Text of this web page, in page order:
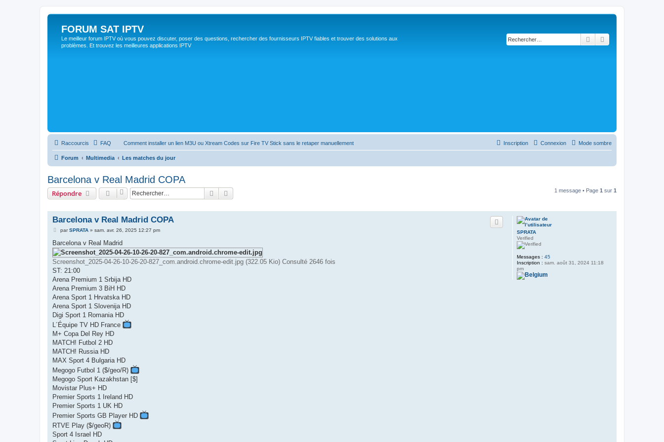
FORUM SAT IPTV
Le meilleur forum IPTV où vous pouvez discuter, poser des questions, rechercher des fournisseurs IPTV fiables et trouver des solutions aux
problèmes. Et trouvez les meilleures applications IPTV
Rechercher
Raccourcis Mode sombre
FAQ Comment installer un lien M3U ou Xtream Codes sur Fire TV Stick sans le retaper manuellement Connexion
Inscription
Forum Multimedia Les matches du jour
Barcelona v Real Madrid COPA
Répondre Rechercher 1 message • Page 1 sur 1
SPRATA
Verified
Messages : 45
Inscription : sam. août 31, 2024 11:18
pm
Barcelona v Real Madrid COPA
M
s
s
a
g
e
parSPRATA» sam. avr. 26, 2025 12:27 pm
Barcelona v Real Madrid
Screenshot_2025-04-26-10-26-20-827_com.android.chrome-edit.jpg (322.05 Kio) Consulté 2646 fois
ST: 21:00
Arena Premium 1 Srbija HD
Arena Premium 3 BiH HD
Arena Sport 1 Hrvatska HD
Arena Sport 1 Slovenija HD
Digi Sport 1 Romania HD
L´Équipe TV HD France
M+ Copa Del Rey HD
MATCH! Futbol 2 HD
MATCH! Russia HD
MAX Sport 4 Bulgaria HD
Megogo Futbol 1 ($/geo/R)
Megogo Sport Kazakhstan [$]
Movistar Plus+ HD
Premier Sports 1 Ireland HD
Premier Sports 1 UK HD
Premier Sports GB Player HD
RTVE Play ($/geoR)
Sport 4 Israel HD